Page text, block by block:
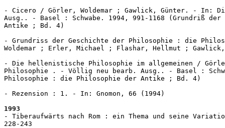
- Cicero / Görler, Woldemar ; Gawlick, Günter. - In:
Ausg.. - Basel : Schwabe. 1994, 991-1168 (Grundriß
Antike ; Bd. 4)
- Grundriss der Geschichte der Philosophie : die
Woldemar ; Erler, Michael ; Flashar, Hellmut ;
- Die hellenistische Philosophie im allgemeinen /
Philosophie . - Völlig neu bearb. Ausg.. - Basel :
Philosophie : die Philosophie der Antike ; Bd. 4)
- Rezension : 1. - In: Gnomon, 66 (1994)
1993
- Tiberaufwärts nach Rom : ein Thema und seine
228-243